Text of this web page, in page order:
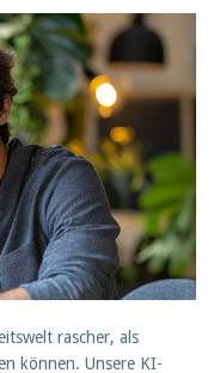
rascher, als
können. Unsere KI-